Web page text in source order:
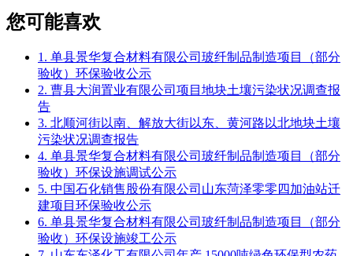
您可能喜欢
1. 单县景华复合材料有限公司玻纤制品制造项目（部分
验收）环保验收公示
2. 曹县大润置业有限公司项目地块土壤污染状况调查报
告
3. 北顺河街以南、解放大街以东、黄河路以北地块土壤
污染状况调查报告
4. 单县景华复合材料有限公司玻纤制品制造项目（部分
验收）环保设施调试公示
5. 中国石化销售股份有限公司山东菏泽零零四加油站迁
建项目环保验收公示
6. 单县景华复合材料有限公司玻纤制品制造项目（部分
验收）环保设施竣工公示